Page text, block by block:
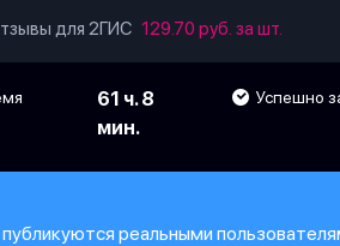
для 2ГИС 129.70 руб. за шт.
61 ч. 8
мин.
Успешно
реальными